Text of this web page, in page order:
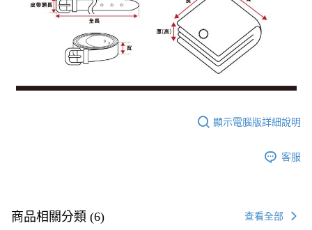
顯示電腦版詳細說明
客服
商品相關分類 (6) 查看全部